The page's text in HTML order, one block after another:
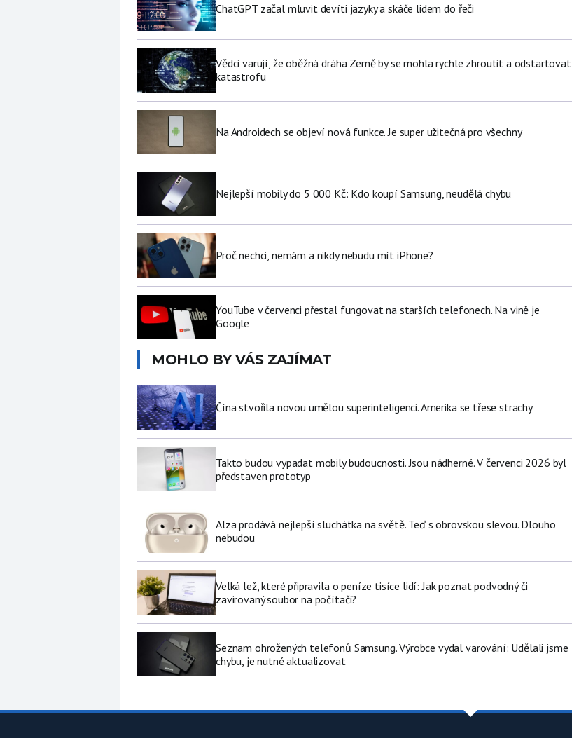
ChatGPT začal mluvit devíti jazyky a skáče lidem do řeči
Vědci varují, že oběžná dráha Země by se mohla rychle zhroutit a odstartovat
katastrofu
Na Androidech se objeví nová funkce. Je super užitečná pro všechny
Nejlepší mobily do 5 000 Kč: Kdo koupí Samsung, neudělá chybu
Proč nechci, nemám a nikdy nebudu mít iPhone?
YouTube v červenci přestal fungovat na starších telefonech. Na vině je
Google
MOHLO BY VÁS ZAJÍMAT
Čína stvořila novou umělou superinteligenci. Amerika se třese strachy
Takto budou vypadat mobily budoucnosti. Jsou nádherné. V červenci 2026 byl
představen prototyp
Alza prodává nejlepší sluchátka na světě. Teď s obrovskou slevou. Dlouho
nebudou
Velká lež, které připravila o peníze tisíce lidí: Jak poznat podvodný či
zavirovaný soubor na počítači?
Seznam ohrožených telefonů Samsung. Výrobce vydal varování: Udělali jsme
chybu, je nutné aktualizovat